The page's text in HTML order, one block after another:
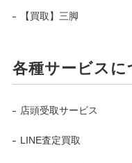
【買取】三脚
各種サービスに
店頭受取サービス
LINE査定買取